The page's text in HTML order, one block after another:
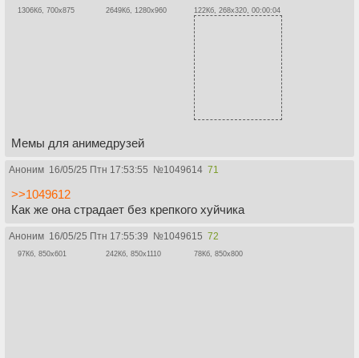
1306Кб, 700x875 2649Кб, 1280x960 122Кб, 268x320, 00:00:04
Мемы для анимедрузей
Аноним 16/05/25 Птн 17:53:55 №1049614 71
>>1049612
Как же она страдает без крепкого хуйчика
Аноним 16/05/25 Птн 17:55:39 №1049615 72
97Кб, 850x601 242Кб, 850x1110 78Кб, 850x800